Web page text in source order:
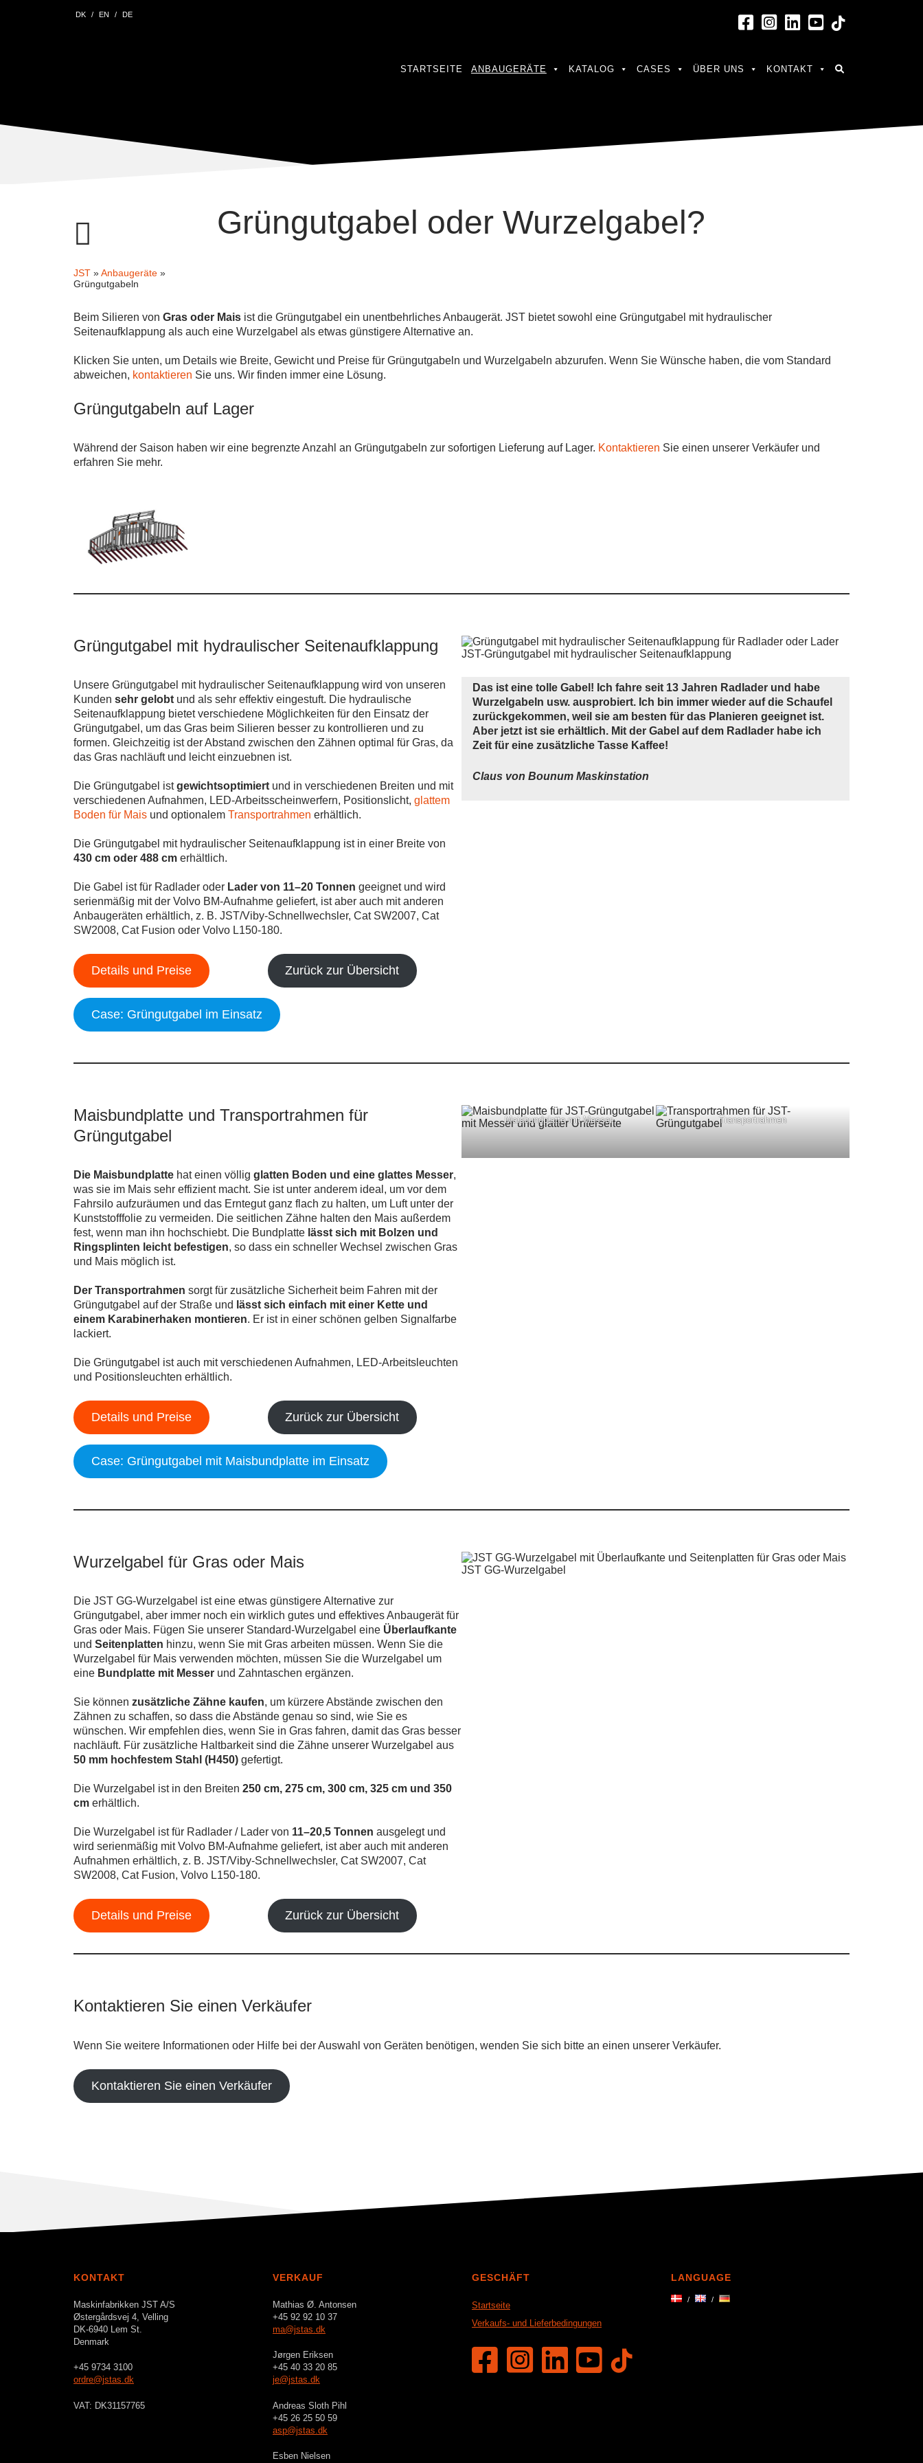
DK EN DE
STARTSEITE ANBAUGERÄTE KATALOG CASES ÜBER UNS KONTAKT
JST »Anbaugeräte »
Grüngutgabeln
Grüngutgabel oder Wurzelgabel?
Beim Silieren von Gras oder Mais ist die Grüngutgabel ein unentbehrliches Anbaugerät. JST bietet sowohl eine Grüngutgabel mit hydraulischer
Seitenaufklappung als auch eine Wurzelgabel als etwas günstigere Alternative an.
Klicken Sie unten, um Details wie Breite, Gewicht und Preise für Grüngutgabeln und Wurzelgabeln abzurufen. Wenn Sie Wünsche haben, die vom Standard
abweichen, kontaktieren Sie uns. Wir finden immer eine Lösung.
Grüngutgabeln auf Lager
Während der Saison haben wir eine begrenzte Anzahl an Grüngutgabeln zur sofortigen Lieferung auf Lager. Kontaktieren Sie einen unserer Verkäufer und
erfahren Sie mehr.
Grüngutgabel mit hydraulischer Seitenaufklappung
Unsere Grüngutgabel mit hydraulischer Seitenaufklappung wird von unseren
Kunden sehr gelobt und als sehr effektiv eingestuft. Die hydraulische
Seitenaufklappung bietet verschiedene Möglichkeiten für den Einsatz der
Grüngutgabel, um das Gras beim Silieren besser zu kontrollieren und zu
formen. Gleichzeitig ist der Abstand zwischen den Zähnen optimal für Gras, da
das Gras nachläuft und leicht einzuebnen ist.
Die Grüngutgabel istgewichtsoptimiert und in verschiedenen Breiten und mit
verschiedenen Aufnahmen, LED-Arbeitsscheinwerfern, Positionslicht, glattem
Boden für Mais und optionalem Transportrahmen erhältlich.
Die Grüngutgabel mit hydraulischer Seitenaufklappung ist in einer Breite von
430 cm oder 488 cm erhältlich.
Die Gabel ist für Radlader oder Lader von 11–20 Tonnen geeignet und wird
serienmäßig mit der Volvo BM-Aufnahme geliefert, ist aber auch mit anderen
Anbaugeräten erhältlich, z. B. JST/Viby-Schnellwechsler, Cat SW2007, Cat
SW2008, Cat Fusion oder Volvo L150-180.
Details und Preise Zurück zur Übersicht
Case: Grüngutgabel im Einsatz
JST-Grüngutgabel mit hydraulischer Seitenaufklappung
Das ist eine tolle Gabel! Ich fahre seit 13 Jahren Radlader und habe
Wurzelgabeln usw. ausprobiert. Ich bin immer wieder auf die Schaufel
zurückgekommen, weil sie am besten für das Planieren geeignet ist.
Aber jetzt ist sie erhältlich. Mit der Gabel auf dem Radlader habe ich
Zeit für eine zusätzliche Tasse Kaffee!
Claus von Bounum Maskinstation
Maisbundplatte und Transportrahmen für
Grüngutgabel
Die Maisbundplatte hat einen völlig glatten Boden und eine glattes Messer,
was sie im Mais sehr effizient macht. Sie ist unter anderem ideal, um vor dem
Fahrsilo aufzuräumen und das Erntegut ganz flach zu halten, um Luft unter der
Kunststofffolie zu vermeiden. Die seitlichen Zähne halten den Mais außerdem
fest, wenn man ihn hochschiebt. Die Bundplatte lässt sich mit Bolzen und
Ringsplinten leicht befestigen, so dass ein schneller Wechsel zwischen Gras
und Mais möglich ist.
Der Transportrahmen sorgt für zusätzliche Sicherheit beim Fahren mit der
Grüngutgabel auf der Straße und lässt sich einfach mit einer Kette und
einem Karabinerhaken montieren. Er ist in einer schönen gelben Signalfarbe
lackiert.
Die Grüngutgabel ist auch mit verschiedenen Aufnahmen, LED-Arbeitsleuchten
und Positionsleuchten erhältlich.
Details und Preise Zurück zur Übersicht
Case: Grüngutgabel mit Maisbundplatte im Einsatz
Maisbundplatte mit Messer Transportrahmen
Wurzelgabel für Gras oder Mais
Die JST GG-Wurzelgabel ist eine etwas günstigere Alternative zur
Grüngutgabel, aber immer noch ein wirklich gutes und effektives Anbaugerät für
Gras oder Mais. Fügen Sie unserer Standard-Wurzelgabel eine Überlaufkante
und Seitenplatten hinzu, wenn Sie mit Gras arbeiten müssen. Wenn Sie die
Wurzelgabel für Mais verwenden möchten, müssen Sie die Wurzelgabel um
eine Bundplatte mit Messer und Zahntaschen ergänzen.
Sie können zusätzliche Zähne kaufen, um kürzere Abstände zwischen den
Zähnen zu schaffen, so dass die Abstände genau so sind, wie Sie es
wünschen. Wir empfehlen dies, wenn Sie in Gras fahren, damit das Gras besser
nachläuft. Für zusätzliche Haltbarkeit sind die Zähne unserer Wurzelgabel aus
50 mm hochfestem Stahl (H450) gefertigt.
Die Wurzelgabel ist in den Breiten 250 cm, 275 cm, 300 cm, 325 cm und 350
cm erhältlich.
Die Wurzelgabel ist für Radlader / Lader von 11–20,5 Tonnen ausgelegt und
wird serienmäßig mit Volvo BM-Aufnahme geliefert, ist aber auch mit anderen
Aufnahmen erhältlich, z. B. JST/Viby-Schnellwechsler, Cat SW2007, Cat
SW2008, Cat Fusion, Volvo L150-180.
Details und Preise Zurück zur Übersicht
JST GG-Wurzelgabel
Kontaktieren Sie einen Verkäufer
Wenn Sie weitere Informationen oder Hilfe bei der Auswahl von Geräten benötigen, wenden Sie sich bitte an einen unserer Verkäufer.
Kontaktieren Sie einen Verkäufer
KONTAKT
Maskinfabrikken JST A/S
Østergårdsvej 4, Velling
DK-6940 Lem St.
Denmark
+45 9734 3100
ordre@jstas.dk
VAT: DK31157765
VERKAUF
Mathias Ø. Antonsen
+45 92 92 10 37
ma@jstas.dk
Jørgen Eriksen
+45 40 33 20 85
je@jstas.dk
Andreas Sloth Pihl
+45 26 25 50 59
asp@jstas.dk
Esben Nielsen
GESCHÄFT
Startseite
Verkaufs- und Lieferbedingungen
LANGUAGE